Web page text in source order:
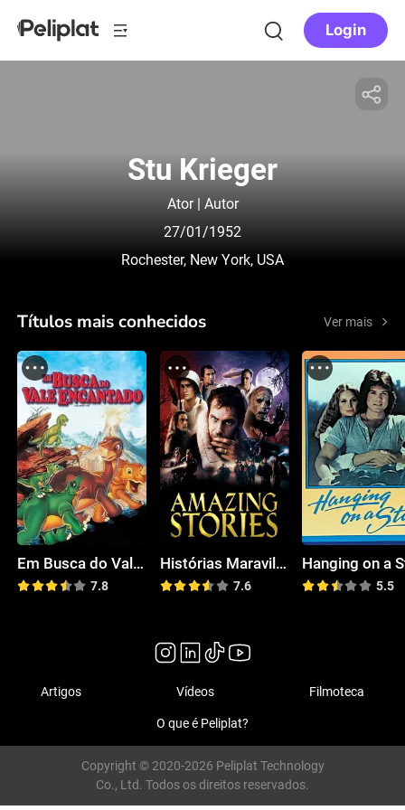
Login
Stu Krieger
Ator | Autor
27/01/1952
Rochester, New York, USA
Títulos mais conhecidos Ver mais
Em Busca do Vale Encantado
7.8
Histórias Maravilhosas
7.6
Hanging on a
5.5
Artigos Vídeos Filmoteca
O que é Peliplat?
Copyright © 2020-2026 Peliplat Technology
Co., Ltd. Todos os direitos reservados.